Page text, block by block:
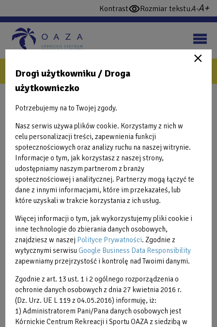
do
treści
Kontrastwłącz
wysoki
Rozmiar tekstu
Klub malucha
Back
to
NAWIGUJ
Blonie
Mobile
Oferta urodzinowa
Aktualności
Drogi użytkowniku / Droga
użytkowniczko
Potrzebujemy na to Twojej zgody.
Nasz serwis używa plików cookie. Korzystamy z nich w
celu personalizacji treści, zapewnienia funkcji
społecznościowych oraz analizy ruchu na naszej witrynie.
Informacje o tym, jak korzystasz z naszej strony,
udostępniamy naszym partnerom z branży
społecznościowej i analitycznej. Partnerzy mogą łączyć te
dane z innymi informacjami, które im przekazałeś, lub
które uzyskali w trakcie korzystania z ich usług.
Więcej informacji o tym, jak wykorzystujemy pliki cookie i
inne technologie do zbierania danych osobowych,
znajdziesz w naszej Polityce Prywatności. Zgodnie z
wytycznymi serwisuGoogle Business Data Responsibility
zapewniamy przejrzystość i kontrolę nad Twoimi danymi.
Zgodnie z art. 13 ust. 1 i 2 ogólnego rozporządzenia o
ochronie danych osobowych z dnia 27 kwietnia 2016 r.
(Dz. Urz. UE L 119 z 04.05.2016) informuję, iż:
1) Administratorem Pani/Pana danych osobowych jest
Kórnickie Centrum Rekreacji i Sportu OAZA z siedzibą w